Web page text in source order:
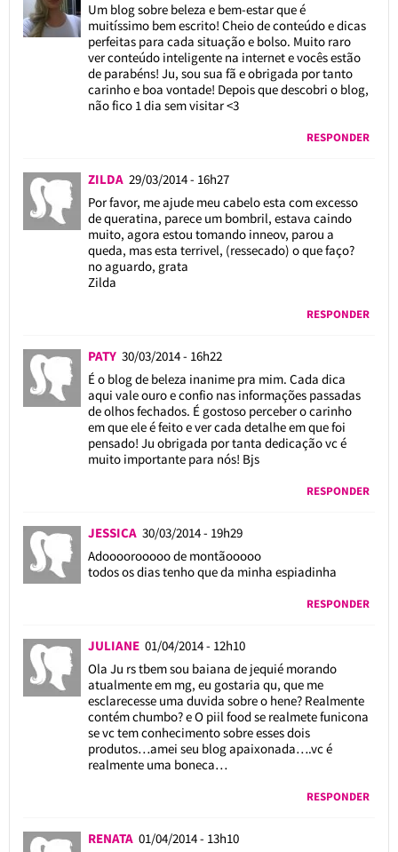
Um blog sobre beleza e bem-estar que é
muitíssimo bem escrito! Cheio de conteúdo e dicas
perfeitas para cada situação e bolso. Muito raro
ver conteúdo inteligente na internet e vocês estão
de parabéns! Ju, sou sua fã e obrigada por tanto
carinho e boa vontade! Depois que descobri o blog,
não fico 1 dia sem visitar <3
RESPONDER
ZILDA 29/03/2014 - 16h27
Por favor, me ajude meu cabelo esta com excesso
de queratina, parece um bombril, estava caindo
muito, agora estou tomando inneov, parou a
queda, mas esta terrivel, (ressecado) o que faço?
no aguardo, grata
Zilda
RESPONDER
PATY 30/03/2014 - 16h22
É o blog de beleza inanime pra mim. Cada dica
aqui vale ouro e confio nas informações passadas
de olhos fechados. É gostoso perceber o carinho
em que ele é feito e ver cada detalhe em que foi
pensado! Ju obrigada por tanta dedicação vc é
muito importante para nós! Bjs
RESPONDER
JESSICA 30/03/2014 - 19h29
Adoooorooooo de montãooooo
todos os dias tenho que da minha espiadinha
RESPONDER
JULIANE 01/04/2014 - 12h10
Ola Ju rs tbem sou baiana de jequié morando
atualmente em mg, eu gostaria qu, que me
esclarecesse uma duvida sobre o hene? Realmente
contém chumbo? e O piil food se realmete funicona
se vc tem conhecimento sobre esses dois
produtos…amei seu blog apaixonada….vc é
realmente uma boneca…
RESPONDER
RENATA 01/04/2014 - 13h10